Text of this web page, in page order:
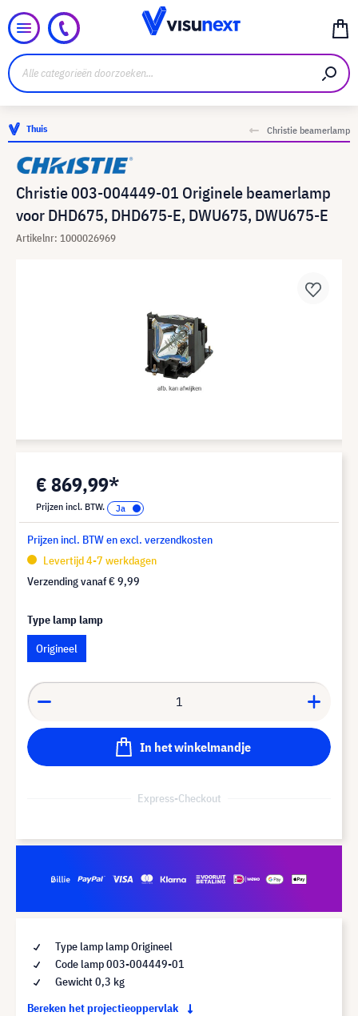
Thuis Christie beamerlamp
Christie 003-004449-01 Originele beamerlamp
voor DHD675, DHD675-E, DWU675, DWU675-E
Artikelnr: 1000026969
€ 869,99*
Prijzen incl. BTW.
Prijzen incl. BTW en excl. verzendkosten
Levertijd 4-7 werkdagen
Verzending vanaf€ 9,99
Type lamp lamp
Origineel
In het winkelmandje
Express-Checkout
Type lamp lamp Origineel
Code lamp 003-004449-01
Gewicht 0,3 kg
Bereken het projectieoppervlak